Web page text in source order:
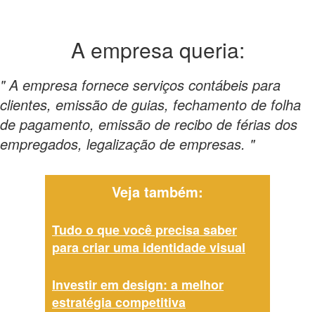
A empresa queria:
" A empresa fornece serviços contábeis para
clientes, emissão de guias, fechamento de folha
de pagamento, emissão de recibo de férias dos
empregados, legalização de empresas. "
Veja também:
Tudo o que você precisa saber
para criar uma identidade visual
Investir em design: a melhor
estratégia competitiva